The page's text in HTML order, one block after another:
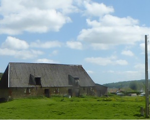
[MONTRER SOUS FORME DE